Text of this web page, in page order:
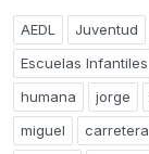
AEDL Juventud
Escuelas Infantiles
humana
jorge
miguel
carretera